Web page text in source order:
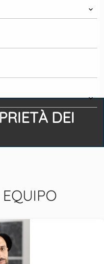
DEI